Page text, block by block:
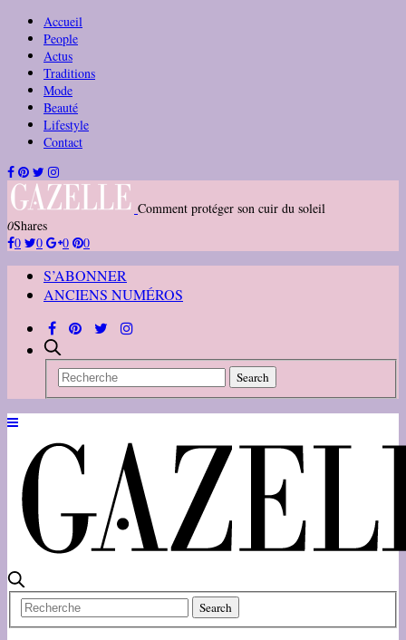
Accueil
People
Actus
Traditions
Mode
Beauté
Lifestyle
Contact
Comment protéger son cuir du soleil
0Shares
0
0 0 0
S’ABONNER
ANCIENS NUMÉROS